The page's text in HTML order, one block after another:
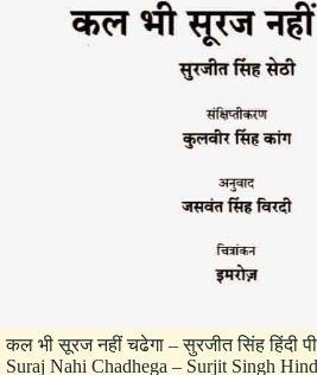
कल भी सूरज नहीं चढेगा – सुरजीत सिंह हिंदी
Suraj Nahi Chadhega – Surjit Singh